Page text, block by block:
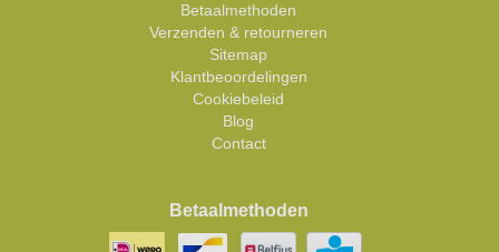
Betaalmethoden
Verzenden & retourneren
Sitemap
Klantbeoordelingen
Cookiebeleid
Blog
Contact
Betaalmethoden